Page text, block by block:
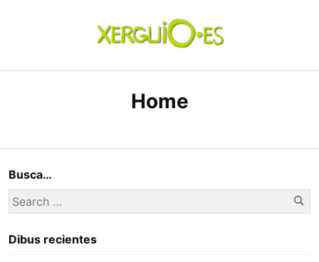
xerguio.ES | ilustración
Home
Busca…
Search
for:
Dibus recientes